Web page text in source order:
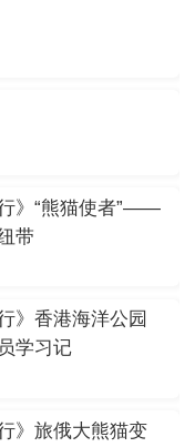
行》“熊猫使者”——
带
》香港海洋公园
学习记
》旅俄大熊猫变